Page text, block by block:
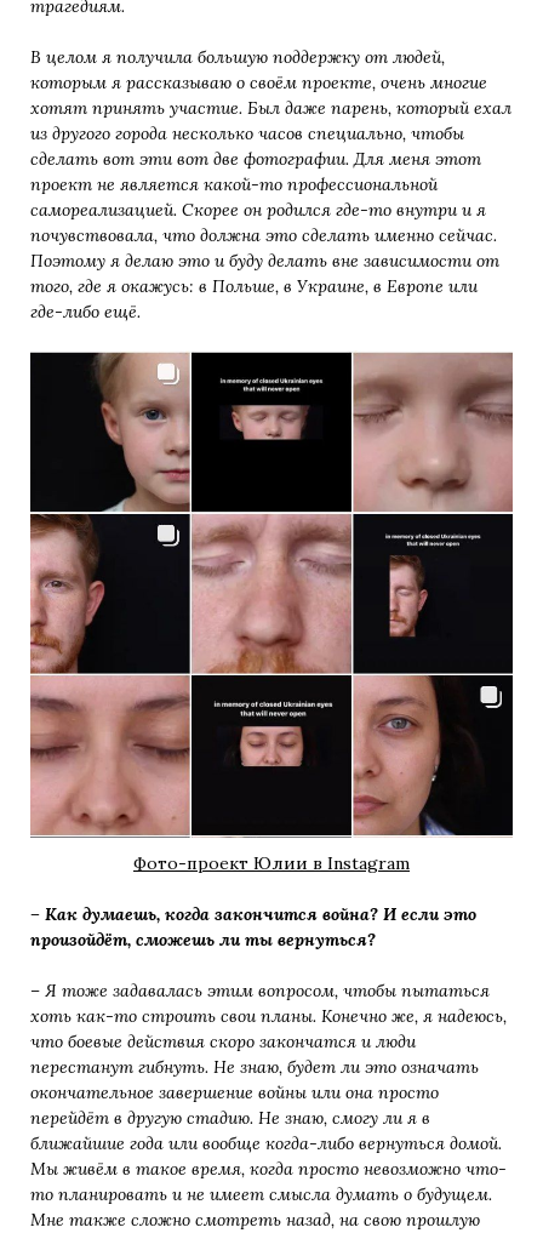
трагедиям.
В целом я получила большую поддержку от людей,
которым я рассказываю о своём проекте, очень многие
хотят принять участие. Был даже парень, который ехал
из другого города несколько часов специально, чтобы
сделать вот эти вот две фотографии. Для меня этот
проект не является какой-то профессиональной
самореализацией. Скорее он родился где-то внутри и я
почувствовала, что должна это сделать именно сейчас.
Поэтому я делаю это и буду делать вне зависимости от
того, где я окажусь: в Польше, в Украине, в Европе или
где-либо ещё.
Фото-проект Юлии в Instagram
– Как думаешь, когда закончится война? И если это
произойдёт, сможешь ли ты вернуться?
– Я тоже задавалась этим вопросом, чтобы пытаться
хоть как-то строить свои планы. Конечно же, я надеюсь,
что боевые действия скоро закончатся и люди
перестанут гибнуть. Не знаю, будет ли это означать
окончательное завершение войны или она просто
перейдёт в другую стадию. Не знаю, смогу ли я в
ближайшие года или вообще когда-либо вернуться домой.
Мы живём в такое время, когда просто невозможно что-
то планировать и не имеет смысла думать о будущем.
Мне также сложно смотреть назад, на свою прошлую